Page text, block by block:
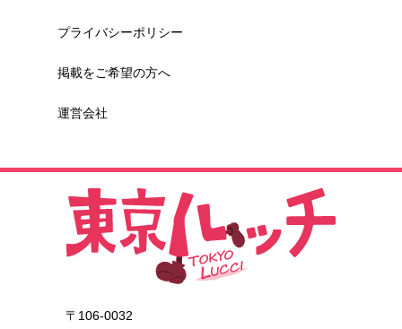
プライバシーポリシー
掲載をご希望の方へ
運営会社
〒106-0032